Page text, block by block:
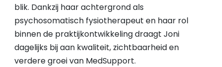
blik. Dankzij haar achtergrond als
psychosomatisch fysiotherapeut en haar rol
binnen de praktijkontwikkeling draagt Joni
dagelijks bij aan kwaliteit, zichtbaarheid en
verdere groei van MedSupport.